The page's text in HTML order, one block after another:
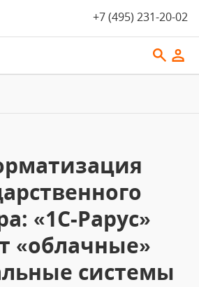
+7 (495) 231-20-02
«1С-Рарус»
«облачные»
системы